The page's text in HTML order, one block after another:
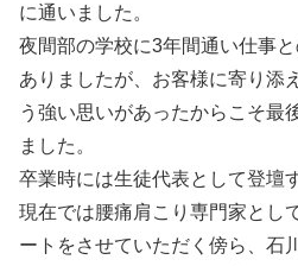
に通いました。
夜間部の学校に3年間通い仕事
ありましたが、お客様に寄り添
う強い思いがあったからこそ最
ました。
卒業時には生徒代表として登壇
現在では腰痛肩こり専門家とし
ートをさせていただく傍ら、石